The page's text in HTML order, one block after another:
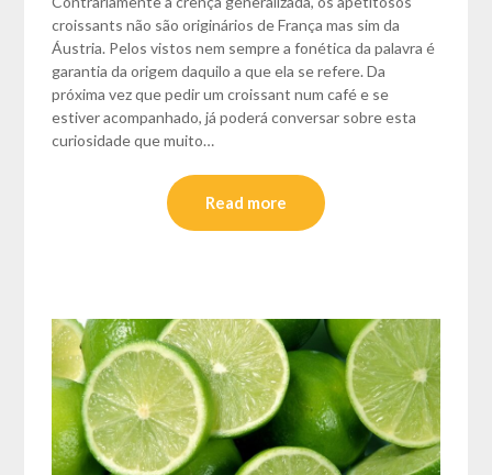
croissants não são originários de França mas sim da
Áustria. Pelos vistos nem sempre a fonética da palavra é
garantia da origem daquilo a que ela se refere. Da
próxima vez que pedir um croissant num café e se
estiver acompanhado, já poderá conversar sobre esta
curiosidade que muito…
Read more